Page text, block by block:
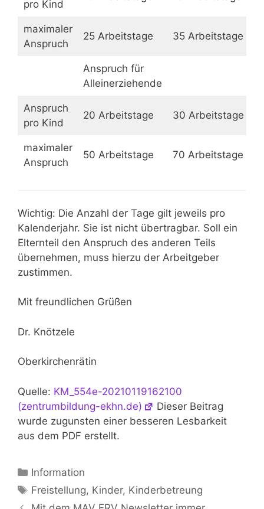
pro Kind
maximaler
Anspruch
25 Arbeitstage 35 Arbeitstage
Anspruch für
Alleinerziehende
Anspruch
pro Kind
20 Arbeitstage 30 Arbeitstage
maximaler
Anspruch
50 Arbeitstage 70 Arbeitstage
Wichtig: Die Anzahl der Tage gilt jeweils pro
Kalenderjahr. Sie ist nicht übertragbar. Soll ein
Elternteil den Anspruch des anderen Teils
übernehmen, muss hierzu der Arbeitgeber
zustimmen.
Mit freundlichen Grüßen
Dr. Knötzele
Oberkirchenrätin
Quelle: KM_554e-20210119162100
(zentrumbildung-ekhn.de)
Dieser Beitrag
wurde zugunsten einer besseren Lesbarkeit
aus dem PDF erstellt.
Kategorien
Information
Schlagwörter
Freistellung, Kinder, Kinderbetreung